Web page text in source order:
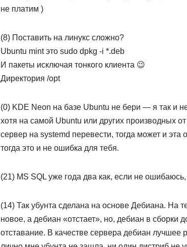
не платим )
(8) Поставить на линукс сложно?
Ubuntu mint это sudo dpkg -i *.deb
И пакеты исключая тонкого клиента 😉
Директория /opt
(0) KDE Neon на базе Ubuntu не бери — я так и
хотя на самой Ubuntu или других производных
сервер на systemd перевести, тогда может и
тогда это и не ошибка для тебя.
(21) MS SQL уже года два как, если не
(14) Так убунта сделана на основе Дебиана. На
новое, а дебиан «отстает», но, дебиан в сборки
отставание. В качестве сервера дебиан лучшее